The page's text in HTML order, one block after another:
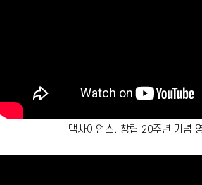
맥사이언스. 창립 20주년 기념